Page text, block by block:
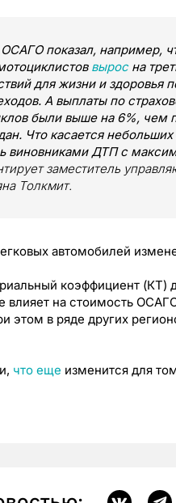
показал, например,
выросна
для жизни и здоровья
А выплаты по
были выше на 6%, чем
Что касается
виновниками ДТП с
заместитель
Толкмит.
автомобилей
коэффициент (КТ)
влияет на стоимость
этом в ряде других
что еще изменится для